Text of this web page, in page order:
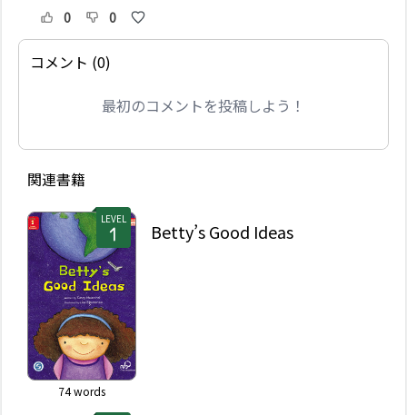
0 0
コメント (0)
最初のコメントを投稿しよう！
関連書籍
LEVEL
74words
Betty’s Good Ideas